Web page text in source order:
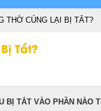
THỜ CÚNG LẠI BỊ TẮT?
Tắt?
BỊ TẮT VÀO PHẦN NÀO